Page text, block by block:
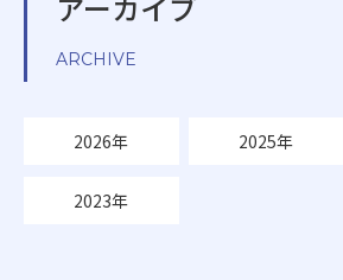
ARCHIVE
2026年 2025年
2023年